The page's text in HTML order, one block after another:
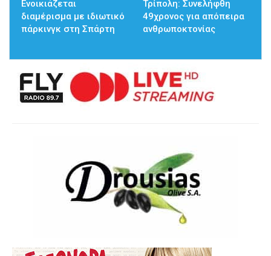
Ενοικιάζεται
διαμέρισμα με ιδιωτικό
πάρκινγκ στη Σπάρτη
Τρίπολη: Συνελήφθη
49χρονος για απόπειρα
ανθρωποκτονίας